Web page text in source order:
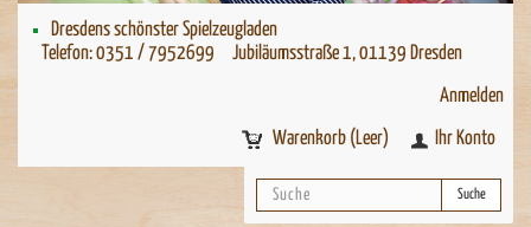
Dresdens schönster Spielzeugladen
Telefon: 0351 / 7952699 Jubiläumsstraße 1, 01139 Dresden
Anmelden
Warenkorb (Leer) Ihr Konto
Suche